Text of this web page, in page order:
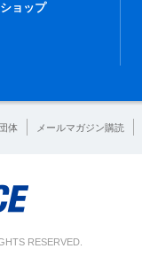
ョップ
体 メールマガジン購読
RESERVED.